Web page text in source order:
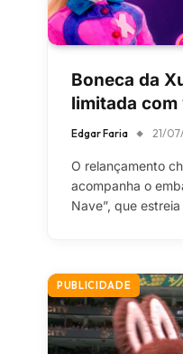
Boneca da
limitada
Edgar Faria 21/
O relançamento
acompanha o
Nave”, que
PUBLICIDADE